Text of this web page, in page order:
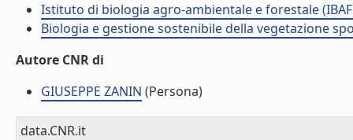
Istituto di biologia agro-ambientale e forestale
Biologia e gestione sostenibile della vegetazione
Autore CNR di
GIUSEPPE ZANIN (Persona)
data.CNR.it